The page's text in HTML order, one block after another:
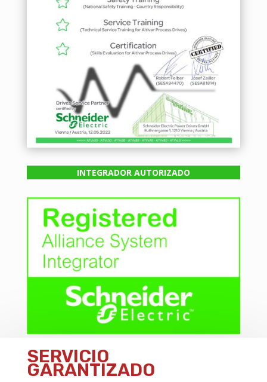
INTEGRADOR AUTORIZADO
SERVICIO
GARANTIZADO